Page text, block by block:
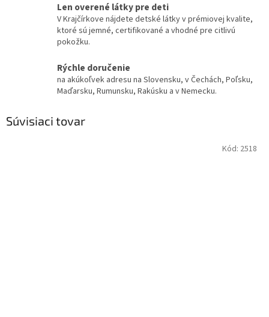
Len overené látky pre deti
V Krajčírkove nájdete detské látky v prémiovej kvalite,
ktoré sú jemné, certifikované a vhodné pre citlivú
pokožku.
Rýchle doručenie
na akúkoľvek adresu na Slovensku, v Čechách, Poľsku,
Maďarsku, Rumunsku, Rakúsku a v Nemecku.
Súvisiaci tovar
Kód: 2518